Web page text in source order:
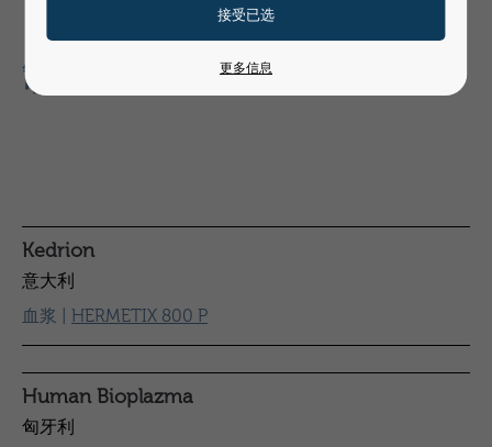
制药领域中的精选参考
Kedrion
意大利
血浆 | HERMETIX 800 P
Human Bioplazma
匈牙利
更多信息